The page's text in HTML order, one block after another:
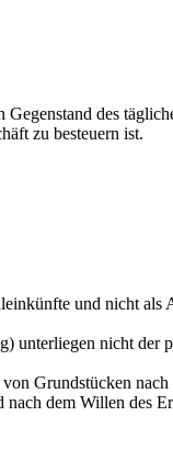
des
zu besteuern ist.
und nicht
nicht der
Grundstücken
dem Willen des